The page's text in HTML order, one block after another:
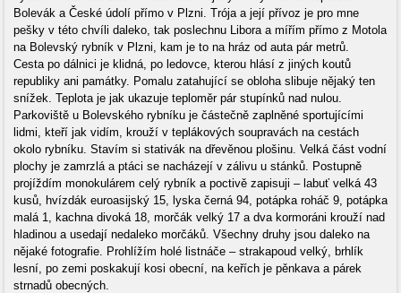
Bolevák a České údolí přímo v Plzni. Trója a její přívoz je pro mne
pešky v této chvíli daleko, tak poslechnu Libora a mířím přímo z Motola
na Bolevský rybník v Plzni, kam je to na hráz od auta pár metrů.
Cesta po dálnici je klidná, po ledovce, kterou hlásí z jiných koutů
republiky ani památky. Pomalu zatahující se obloha slibuje nějaký ten
snížek. Teplota je jak ukazuje teploměr pár stupínků nad nulou.
Parkoviště u Bolevského rybníku je částečně zaplněné sportujícími
lidmi, kteří jak vidím, krouží v teplákových soupravách na cestách
okolo rybníku. Stavím si stativák na dřevěnou plošinu. Velká část vodní
plochy je zamrzlá a ptáci se nacházejí v zálivu u stánků. Postupně
projíždím monokulárem celý rybník a poctivě zapisuji – labuť velká 43
kusů, hvízdák euroasijský 15, lyska černá 94, potápka roháč 9, potápka
malá 1, kachna divoká 18, morčák velký 17 a dva kormoráni krouží nad
hladinou a usedají nedaleko morčáků. Všechny druhy jsou daleko na
nějaké fotografie. Prohlížím holé listnáče – strakapoud velký, brhlík
lesní, po zemi poskakují kosi obecní, na keřích je pěnkava a párek
strnadů obecných.